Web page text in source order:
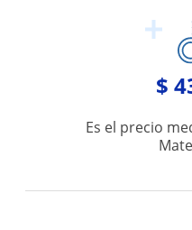
$
Es el precio